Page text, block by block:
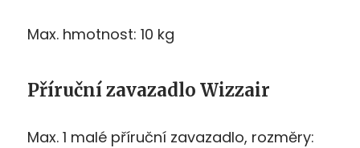
Max. hmotnost: 10 kg
Příruční zavazadlo Wizzair
Max. 1 malé příruční zavazadlo, rozměry: